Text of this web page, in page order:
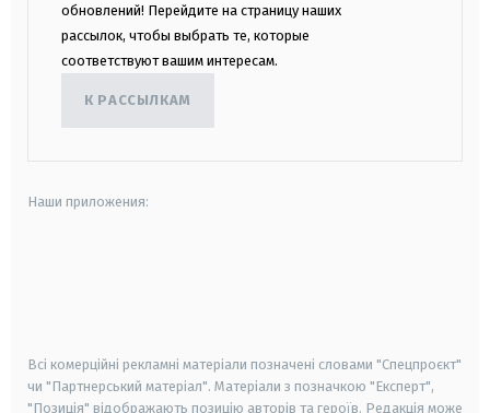
обновлений! Перейдите на страницу наших
рассылок, чтобы выбрать те, которые
соответствуют вашим интересам.
К РАССЫЛКАМ
Наши приложения:
Всі комерційні рекламні матеріали позначені словами "Спецпроєкт"
чи "Партнерський матеріал". Матеріали з позначкою "Експерт",
"Позиція" відображають позицію авторів та героїв. Редакція може